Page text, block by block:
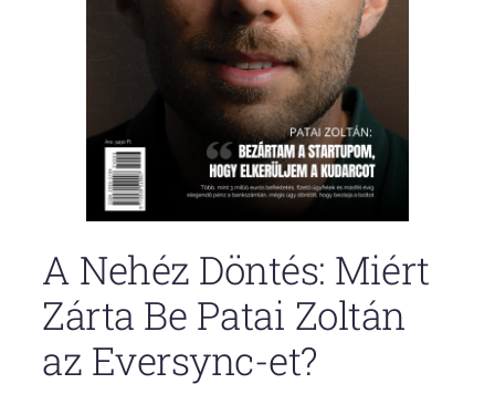
A Nehéz Döntés: Miért
Zárta Be Patai Zoltán
az Eversync-et?